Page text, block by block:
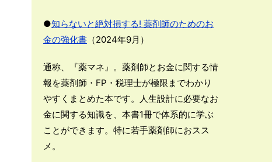
●知らないと絶対損する! 薬剤師のためのお
金の強化書 （2024年9月）
通称、『薬マネ』。薬剤師とお金に関する情
報を薬剤師・FP・税理士が極限までわかり
やすくまとめた本です。人生設計に必要なお
金に関する知識を、本書1冊で体系的に学ぶ
ことができます。特に若手薬剤師におスス
メ。